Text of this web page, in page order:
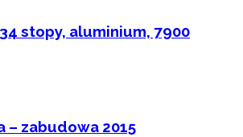
stopy, aluminium, 7900
– zabudowa 2015